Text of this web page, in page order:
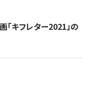
キフレター2021」の